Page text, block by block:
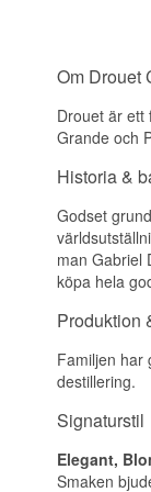
Om Drouet
Drouet är ett
Grande och
Historia &
Godset
man Gabriel
köpa hela
Produktion
Familjen har
destillering.
Signaturstil
Elegant,
Smaken